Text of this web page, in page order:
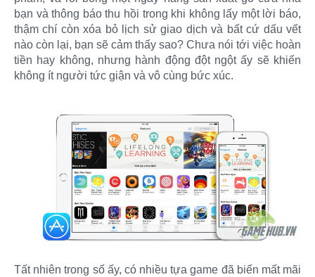
bạn và thông báo thu hồi trong khi không lấy một lời báo,
thậm chí còn xóa bỏ lịch sử giao dịch và bất cứ dấu vết
nào còn lại, bạn sẽ cảm thấy sao? Chưa nói tới việc hoàn
tiền hay không, nhưng hành động đột ngột ấy sẽ khiến
không ít người tức giận và vô cùng bức xúc.
Tất nhiên trong số ấy, có nhiều tựa game đã biến mất mãi